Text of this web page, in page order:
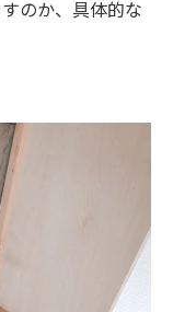
のか、具体的な